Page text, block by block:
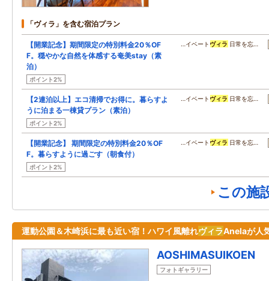
「ヴィラ」を含む宿泊プラン
【開業記念】期間限定の特別料金20％OF
F。穏やかな自然を体感する奄美stay（素
泊）
ポイント2%
…イベート ヴィラ 日常を忘…
【2連泊以上】エコ清掃でお得に。暮らすよ
うに泊まる一棟貸プラン（素泊）
ポイント2%
…イベート ヴィラ 日常を忘…
【開業記念】 期間限定の特別料金20％OF
F。暮らすように過ごす（朝食付）
ポイント2%
…イベート ヴィラ 日常を忘…
この施
運動公園＆木崎浜に最も近い宿！ハワイ風離れヴィラAnelaが人
AOSHIMASUIKOEN
フォトギャラリー